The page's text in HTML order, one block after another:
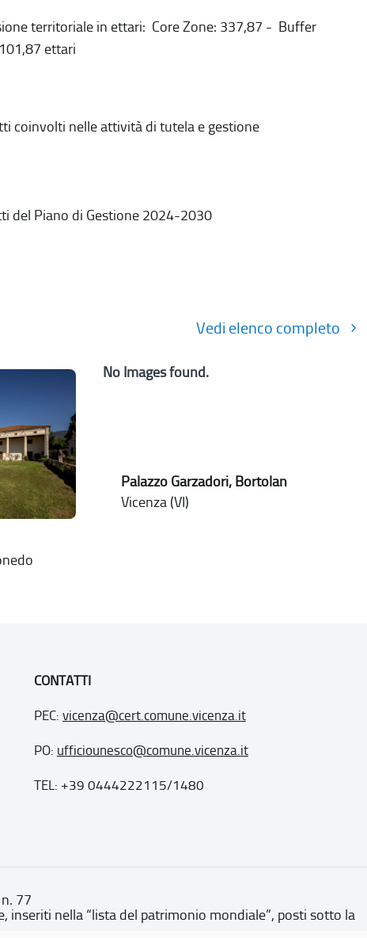
territoriale in ettari: Core Zone: 337,87 - Buffer
ettari
coinvolti nelle attività di tutela e gestione
del Piano di Gestione 2024-2030
Vedi elenco completo
No Images found.
Palazzo Garzadori, Bortolan
Vicenza (VI)
CONTATTI
PEC: vicenza@cert.comune.vicenza.it
PO: ufficiounesco@comune.vicenza.it
TEL: +39 0444222115/1480
77
inseriti nella “lista del patrimonio mondiale”, posti sotto la